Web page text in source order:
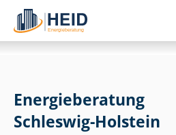
Energieberatung
Schleswig-Holstein